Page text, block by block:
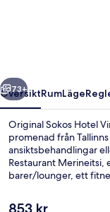
Nästa
73+
ÖversiktRumLäge
Original Sokos Hotel
promenad från
ansiktsbehandlingar
Restaurant Merineitsi,
barer/lounger, ett
Det
853 kr